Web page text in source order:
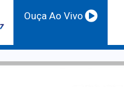
Ouça Ao Vivo